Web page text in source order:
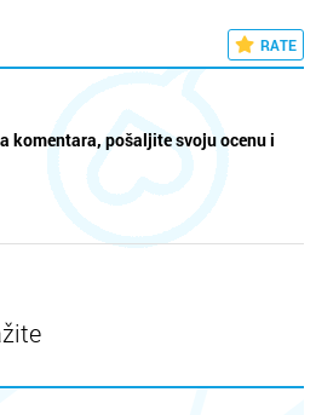
RATE
komentara, pošaljite svoju ocenu i